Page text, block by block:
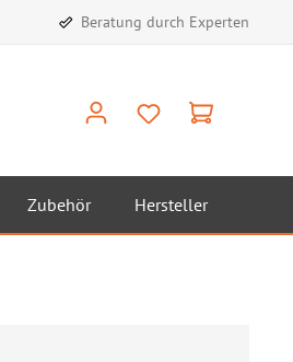
Beratung durch Experten
Zubehör Hersteller